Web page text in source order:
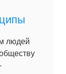
людей